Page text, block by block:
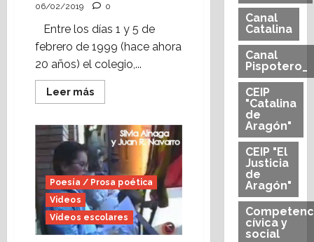
06/02/2019
0
Entre los días 1 y 5 de
febrero de 1999 (hace ahora
20 años) el colegio,...
Leer másLeer
más
Vídeo
escolar:
Día
de
la
Paz
(enero,
1999)
Poesía / Prosa poética
Videos
Vídeos escolares
Canal
Catalina
Canal
Pispotero_
CEIP
"Catalina
de
Aragón"
CEIP "El
Justicia
de
Aragón"
cívica y
social